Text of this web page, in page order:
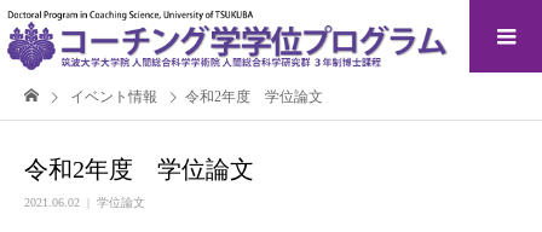
イベント情報 令和2年度 学位論文
令和2年度 学位論文
2021.06.02 学位論文